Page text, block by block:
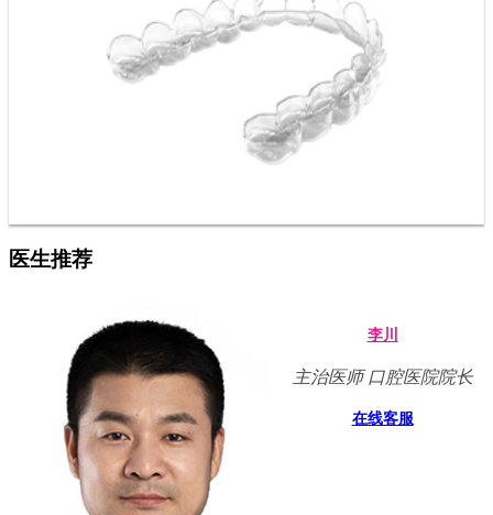
医生推荐
李川
主治医师 口腔医院院长
在线客服